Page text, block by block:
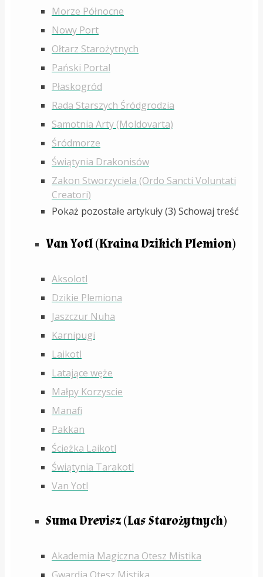
Morze Północne
Nowy Port
Ołtarz Starożytnych
Pański Portal
Płaskogród
Rada Starszych Śródgrodzia
Samotnia Arty (Moldovarta)
Śródmorze
Świątynia Drakonisów
Zakon Stworzyciela (Ordo Sancti Voluntati
Creatori)
Pokaż pozostałe artykuły (3) Schowaj treść
Van Yotl (Kraina Dzikich Plemion)
Aksolotl
Dzikie Plemiona
Jaszczur Nuha
Karnipugi
Laikotl
Latające węże
Małpy Korzyscie
Manafi
Pakkan
Ścieżka Laikotl
Świątynia Tarakotl
Van Yotl
Suma Drevisz (Las Starożytnych)
Akademia Magiczna Otesz Mistika